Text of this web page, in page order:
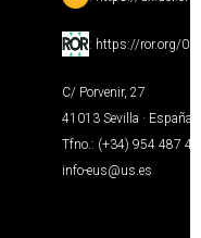
: https://ror.org/
C/ Porvenir, 27
41013 Sevilla · España
Tfno.: (+34) 954 487
info-eus@us.es